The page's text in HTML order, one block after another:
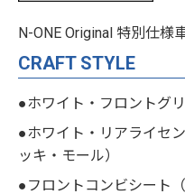
N-ONE Original 特別仕様
CRAFT STYLE
●ホワイト・フロントグ
●ホワイト・リアライセ
ッキ・モール）
●フロントコンビシート